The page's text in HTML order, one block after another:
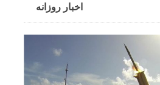
اخبار روزانه